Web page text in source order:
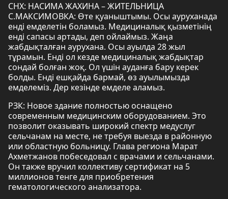
СНХ: НАСИМА ЖАХИНА – ЖИТЕЛЬНИЦА
С.МАКСИМОВКА: Өте қуаныштымы. Осы ауруханада
енді емделетін боламыз. Медициналық қызметінің
енді сапасы артады, деп ойлаймыз. Жаңа
жабдықталған аурухана. Осы ауылда 28 жыл
тұрамын. Енді ол кезде медициналық жабдықтар
сондай болған жоқ. Ол үшін ауданға бару керек
болды. Енді ешқайда бармай, өз ауылымызда
емделеміз. Дер кезінде емделе аламыз.
РЗК: Новое здание полностью оснащено
современным медицинским оборудованием. Это
позволит оказывать широкий спектр медуслуг
сельчанам на месте, не требуя выезда в районную
или областную больницу. Глава региона Марат
Ахметжанов побеседовал с врачами и сельчанами.
Он также вручил коллективу сертификат на 5
миллионов тенге для приобретения
гематологического анализатора.